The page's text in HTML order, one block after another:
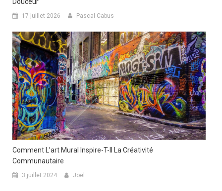
17 juillet 2026 Pascal Cabus
Comment L’art Mural Inspire-T-Il La Créativité
Communautaire
3 juillet 2024 Joel